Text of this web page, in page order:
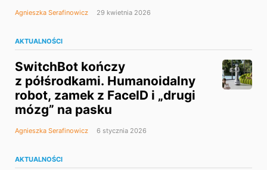
Agnieszka Serafinowicz 29 kwietnia 2026
AKTUALNOŚCI
SwitchBot kończy
z półśrodkami. Humanoidalny
robot, zamek z FaceID i „drugi
mózg” na pasku
Agnieszka Serafinowicz 6 stycznia 2026
AKTUALNOŚCI